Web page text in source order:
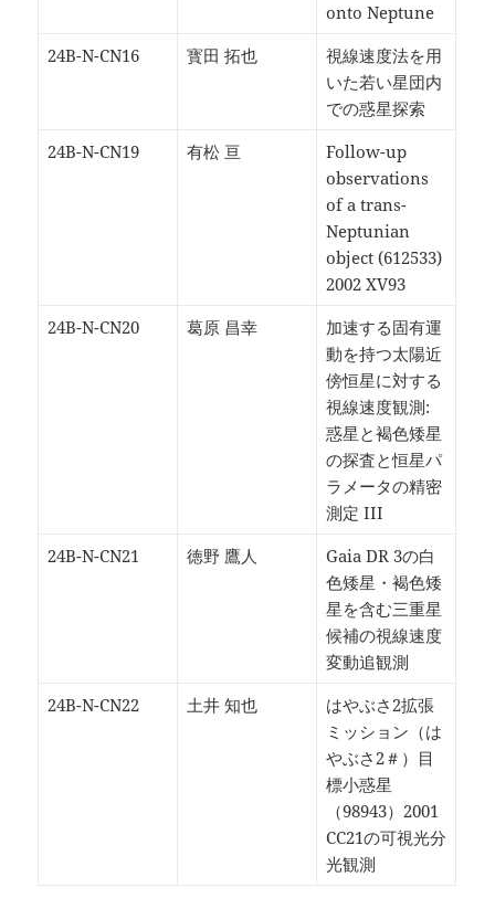
onto Neptune
24B-N-CN16
寳田 拓也
視線速度法を用
いた若い星団内
での惑星探索
24B-N-CN19
有松 亘
Follow-up
observations
of a trans-
Neptunian
object (612533)
2002 XV93
24B-N-CN20
葛原 昌幸
加速する固有運
動を持つ太陽近
傍恒星に対する
視線速度観測:
惑星と褐色矮星
の探査と恒星パ
ラメータの精密
測定 III
24B-N-CN21
徳野 鷹人
Gaia DR 3の白
色矮星・褐色矮
星を含む三重星
候補の視線速度
変動追観測
24B-N-CN22
土井 知也
はやぶさ2拡張
ミッション（は
やぶさ2＃）目
標小惑星
（98943）2001
CC21の可視光分
光観測